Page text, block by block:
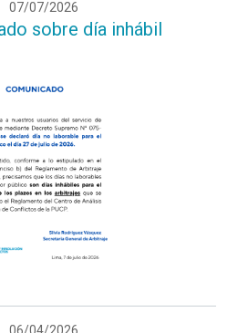
07/07/2026
sobre día inhábil